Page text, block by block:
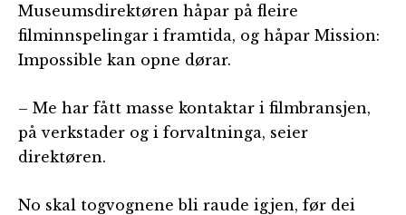
Museumsdirektøren håpar på fleire
filminnspelingar i framtida, og håpar Mission:
Impossible kan opne dørar.
– Me har fått masse kontaktar i filmbransjen,
på verkstader og i forvaltninga, seier
direktøren.
No skal togvognene bli raude igjen, før dei